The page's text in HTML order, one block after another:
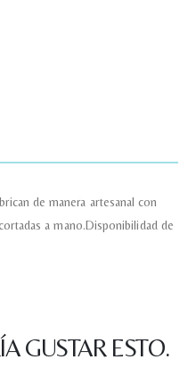
de manera artesanal con
a mano.Disponibilidad de
GUSTAR ESTO.
del producto*
la
envío para que
a mi petición.